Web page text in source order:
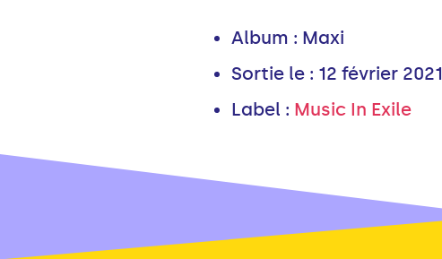
Album : Maxi
Sortie le : 12 février 2021
Label : Music In Exile